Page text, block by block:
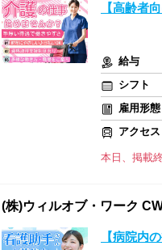
【高齢者
給与
シフト
雇用形態
アクセス
本日、掲載
(株)ウィルオブ・ワーク
【病院内